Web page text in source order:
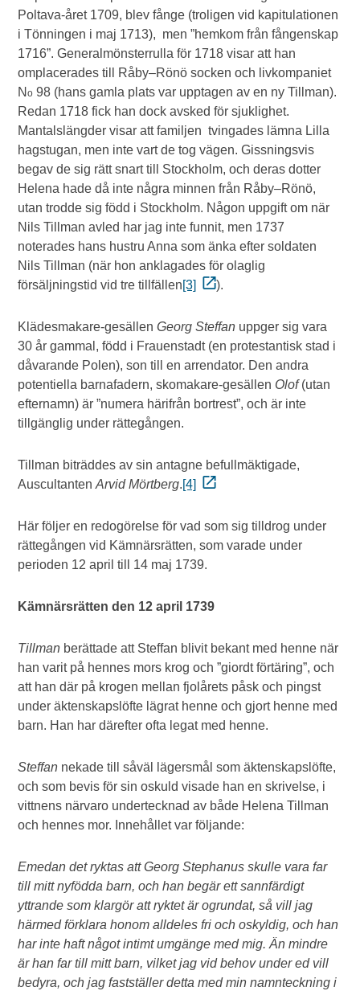
Poltava-året 1709, blev fånge (troligen vid kapitulationen
i Tönningen i maj 1713), men ”hemkom från fångenskap
1716”. Generalmönsterrulla för 1718 visar att han
omplacerades till Råby–Rönö socken och livkompaniet
No 98 (hans gamla plats var upptagen av en ny Tillman).
Redan 1718 fick han dock avsked för sjuklighet.
Mantalslängder visar att familjen tvingades lämna Lilla
hagstugan, men inte vart de tog vägen. Gissningsvis
begav de sig rätt snart till Stockholm, och deras dotter
Helena hade då inte några minnen från Råby–Rönö,
utan trodde sig född i Stockholm. Någon uppgift om när
Nils Tillman avled har jag inte funnit, men 1737
noterades hans hustru Anna som änka efter soldaten
Nils Tillman (när hon anklagades för olaglig
försäljningstid vid tre tillfällen[3] ).
Klädesmakare-gesällenGeorg Steffan uppger sig vara
30 år gammal, född i Frauenstadt (en protestantisk stad i
dåvarande Polen), son till en arrendator. Den andra
potentiella barnafadern, skomakare-gesällen Olof(utan
efternamn) är ”numera härifrån bortrest”, och är inte
tillgänglig under rättegången.
Tillman biträddes av sin antagne befullmäktigade,
AuscultantenArvid Mörtberg.[4]
Här följer en redogörelse för vad som sig tilldrog under
rättegången vid Kämnärsrätten, som varade under
perioden 12 april till 14 maj 1739.
Kämnärsrätten den 12 april 1739
Tillman berättade att Steffan blivit bekant med henne när
han varit på hennes mors krog och ”giordt förtäring”, och
att han där på krogen mellan fjolårets påsk och pingst
under äktenskapslöfte lägrat henne och gjort henne med
barn. Han har därefter ofta legat med henne.
Steffan nekade till såväl lägersmål som äktenskapslöfte,
och som bevis för sin oskuld visade han en skrivelse, i
vittnens närvaro undertecknad av både Helena Tillman
och hennes mor. Innehållet var följande:
Emedan det ryktas att Georg Stephanus skulle vara far
till mitt nyfödda barn, och han begär ett sannfärdigt
yttrande som klargör att ryktet är ogrundat, så vill jag
härmed förklara honom alldeles fri och oskyldig, och han
har inte haft något intimt umgänge med mig. Än mindre
är han far till mitt barn, vilket jag vid behov under ed vill
bedyra, och jag fastställer detta med min namnteckning i